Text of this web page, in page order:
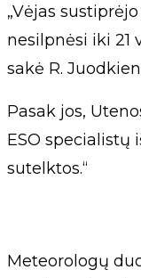
„Vėjas
nesilpnėsi iki 21
sakė R.
Pasak jos,
ESO specialistų
sutelktos.“
Meteorologų